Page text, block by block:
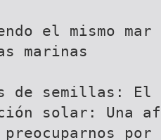
el mismo
marinas
de semillas: El
solar: Una
preocuparnos